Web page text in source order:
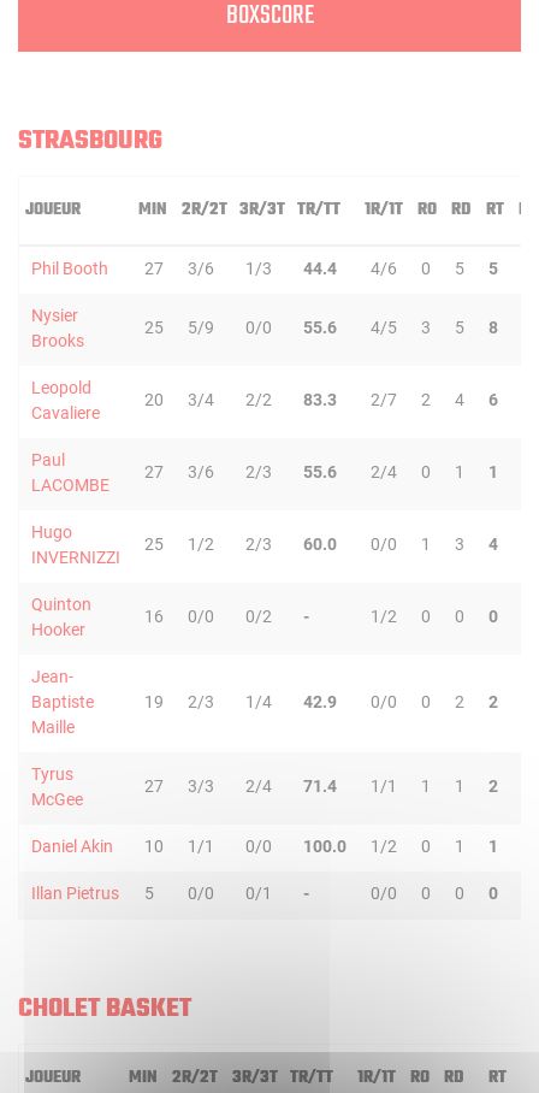
BOXSCORE
STRASBOURG
JOUEUR MIN 2R/2T 3R/3T TR/TT 1R/1T RO RD RT PD
Phil Booth 27 3/6 1/3 44.4 4/6 0 5 5
Nysier
Brooks
25 5/9 0/0 55.6 4/5 3 5 8
Leopold
Cavaliere
20 3/4 2/2 83.3 2/7 2 4 6
Paul
LACOMBE
27 3/6 2/3 55.6 2/4 0 1 1
Hugo
INVERNIZZI
25 1/2 2/3 60.0 0/0 1 3 4
Quinton
Hooker
16 0/0 0/2 - 1/2 0 0 0
Jean-
Baptiste
Maille
19 2/3 1/4 42.9 0/0 0 2 2
Tyrus
McGee
27 3/3 2/4 71.4 1/1 1 1 2
Daniel Akin 10 1/1 0/0 100.0 1/2 0 1 1
Illan Pietrus 5 0/0 0/1 - 0/0 0 0 0
CHOLET BASKET
JOUEUR MIN 2R/2T 3R/3T TR/TT 1R/1T RO RD RT